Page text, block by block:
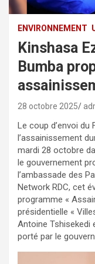
ENVIRONNEMENT
Kinshasa
Bumba
28 octobre 2025
Le coup d’envoi
l’assainissement
mardi 28 octobre
le gouvernement
l’ambassade des
Network RDC, cet
programme «
présidentielle «
Antoine Tshisekedi
porté par le